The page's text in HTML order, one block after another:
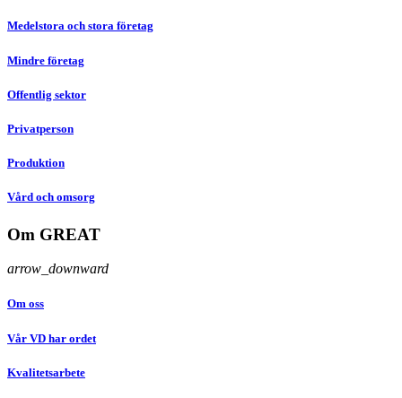
Medelstora och stora företag
Mindre företag
Offentlig sektor
Privatperson
Produktion
Vård och omsorg
Om GREAT
arrow_downward
Om oss
Vår VD har ordet
Kvalitetsarbete